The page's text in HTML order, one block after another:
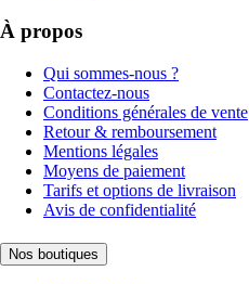
À propos
Qui sommes-nous ?
Contactez-nous
Conditions générales de vente
Retour & remboursement
Mentions légales
Moyens de paiement
Tarifs et options de livraison
Avis de confidentialité
Nos boutiques